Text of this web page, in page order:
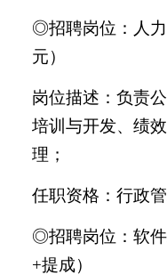
◎招聘岗位：人
元）
岗位描述：负责
培训与开发、绩
理；
任职资格：行政
◎招聘岗位：软
+提成）